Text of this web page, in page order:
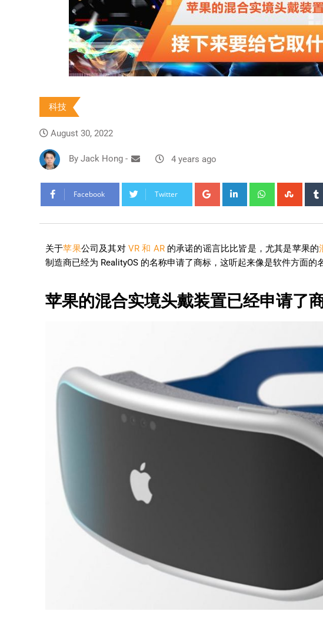
科技
August 30, 2022
By Jack Hong - 4 years ago
Facebook Twitter
关于苹果公司及其对 VR 和 AR的承诺的谣言比比皆是，尤其是苹果的
制造商已经为 RealityOS 的名称申请了商标，这听起来像是软件方面的
苹果的混合实境头戴装置已经申请了